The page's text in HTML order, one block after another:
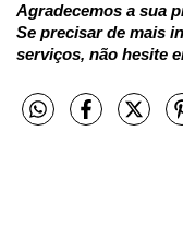
Agradecemos a sua
Se precisar de mais
serviços, não hesite